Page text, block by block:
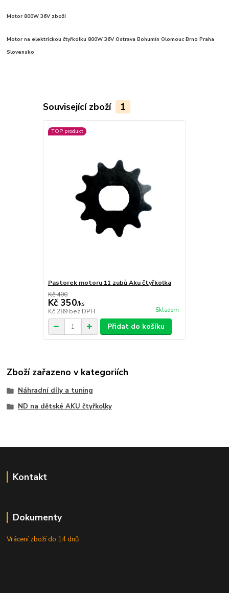
Motor 800W 36V zboží
Motor na elektrickou čtyřkolku 800W 36V Ostrava Bohumín Olomouc Brno Praha
Slovensko
Související zboží 1
TOP produkt
Pastorek motoru 11 zubů Aku čtyřkolka
Kč 400
Kč 350/ks
Kč 289 bez DPH Skladem
Přidat do košíku
Zboží zařazeno v kategoriích
Náhradní díly a tuning
ND na dětské AKU čtyřkolky
Kontakt
Dokumenty
Vrácení zboží do 14 dnů